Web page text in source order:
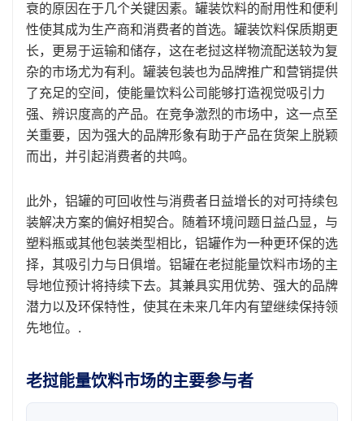
衰的原因在于几个关键因素。罐装饮料的耐用性和便利
性使其成为生产商和消费者的首选。罐装饮料保质期更
长，更易于运输和储存，这在老挝这样物流配送较为复
杂的市场尤为有利。罐装包装也为品牌推广和营销提供
了充足的空间，使能量饮料公司能够打造视觉吸引力
强、辨识度高的产品。在竞争激烈的市场中，这一点至
关重要，因为强大的品牌形象有助于产品在货架上脱颖
而出，并引起消费者的共鸣。
此外，铝罐的可回收性与消费者日益增长的对可持续包
装解决方案的偏好相契合。随着环境问题日益凸显，与
塑料瓶或其他包装类型相比，铝罐作为一种更环保的选
择，其吸引力与日俱增。铝罐在老挝能量饮料市场的主
导地位预计将持续下去。其兼具实用优势、强大的品牌
潜力以及环保特性，使其在未来几年内有望继续保持领
先地位。.
老挝能量饮料市场的主要参与者